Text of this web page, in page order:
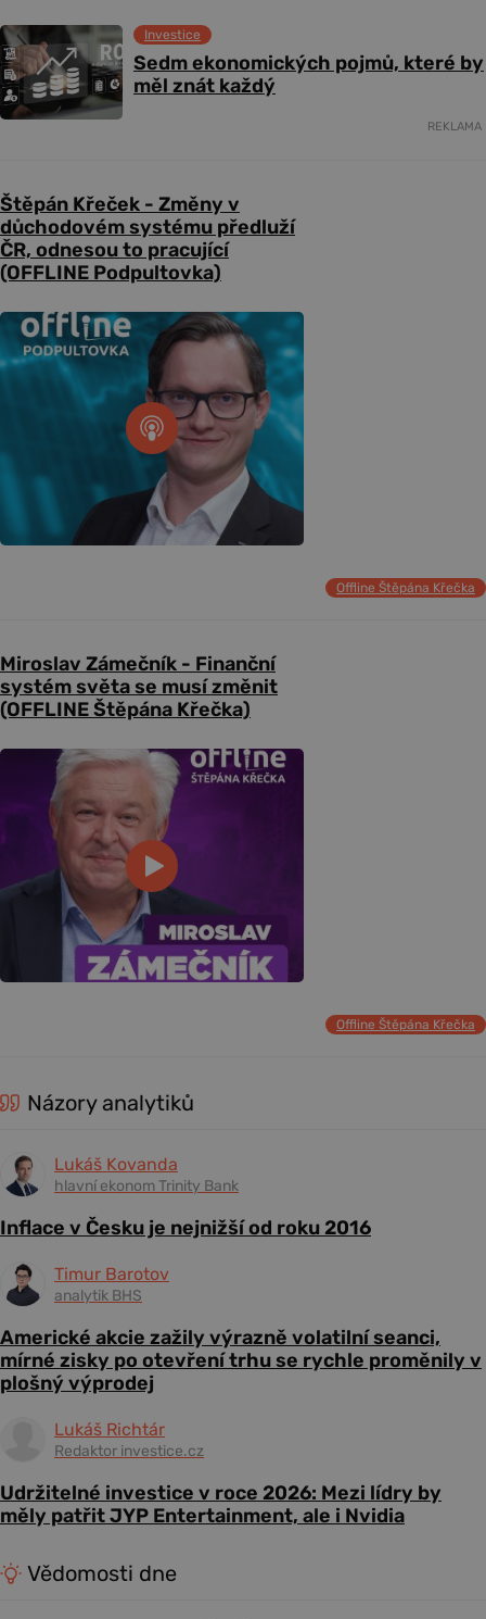
Sedm ekonomických pojmů, které by
měl znát každý
Investice
REKLAMA
Štěpán Křeček - Změny v
důchodovém systému předluží
ČR, odnesou to pracující
(OFFLINE Podpultovka)
Offline Štěpána Křečka
Miroslav Zámečník - Finanční
systém světa se musí změnit
(OFFLINE Štěpána Křečka)
Offline Štěpána Křečka
Názory analytiků
Lukáš Kovanda
hlavní ekonom Trinity Bank
Inflace v Česku je nejnižší od roku 2016
Timur Barotov
analytik BHS
Americké akcie zažily výrazně volatilní seanci,
mírné zisky po otevření trhu se rychle proměnily v
plošný výprodej
Lukáš Richtár
Redaktor investice.cz
Udržitelné investice v roce 2026: Mezi lídry by
měly patřit JYP Entertainment, ale i Nvidia
Vědomosti dne